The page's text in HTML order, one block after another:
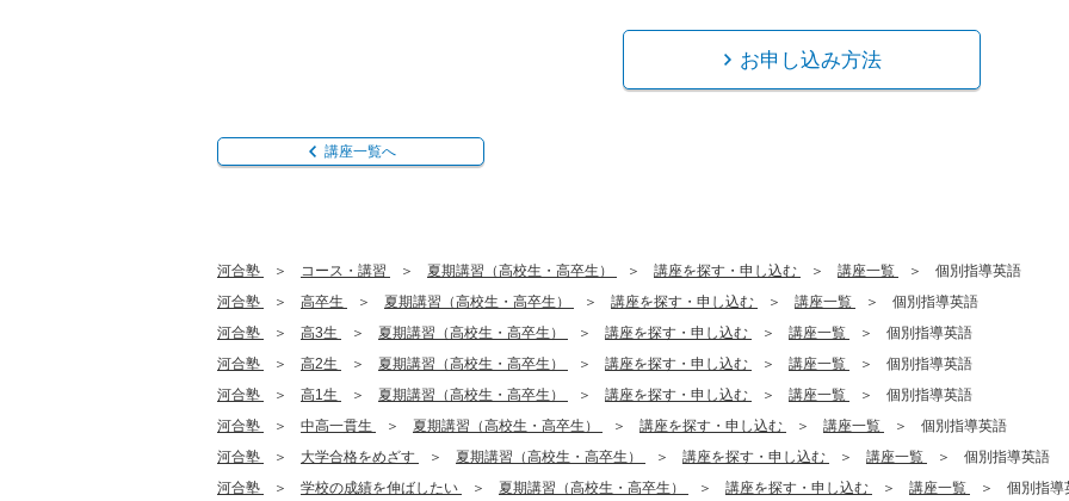
お申し込み方法
講座一覧へ
河合塾 コース・講習 夏期講習（高校生・高卒生） 講座を探す・申し込む 講座一覧
個別指導英語
河合塾
高卒生 夏期講習（高校生・高卒生） 講座を探す・申し込む 講座一覧
個別指導英語
河合塾
高3生 夏期講習（高校生・高卒生） 講座を探す・申し込む 講座一覧
個別指導英語
河合塾
高2生 夏期講習（高校生・高卒生） 講座を探す・申し込む 講座一覧
個別指導英語
河合塾
高1生 夏期講習（高校生・高卒生） 講座を探す・申し込む 講座一覧
個別指導英語
河合塾
中高一貫生 夏期講習（高校生・高卒生） 講座を探す・申し込む 講座一覧
個別指導英語
河合塾
大学合格をめざす 夏期講習（高校生・高卒生） 講座を探す・申し込む 講座一覧
個別指導英語
河合塾
学校の成績を伸ばしたい 夏期講習（高校生・高卒生） 講座を探す・申し込む 講座一覧 個別指導